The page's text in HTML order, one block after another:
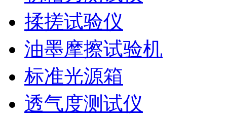
揉搓试验仪
油墨摩擦试验机
标准光源箱
透气度测试仪